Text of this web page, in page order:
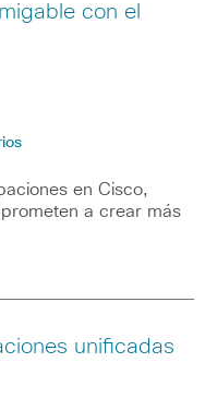
con el
en Cisco,
a crear más
unificadas